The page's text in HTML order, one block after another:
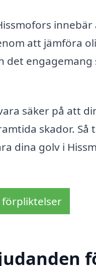
att jämföra
det
säker på att
skador.
dina golv i
förpliktelser